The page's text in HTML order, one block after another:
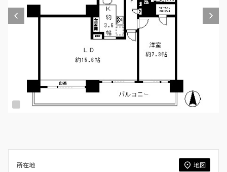
所在地 地図